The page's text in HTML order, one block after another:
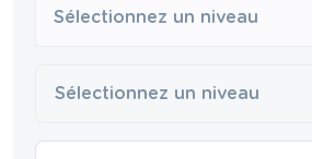
Sélectionnez un niveau